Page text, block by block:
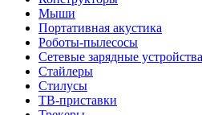
Мыши
Портативная акустика
Роботы-пылесосы
Сетевые зарядные
Стайлеры
Стилусы
ТВ-приставки